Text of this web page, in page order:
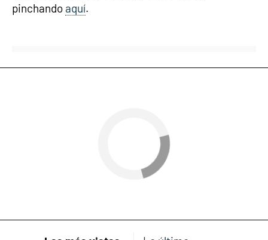
pinchando aquí.